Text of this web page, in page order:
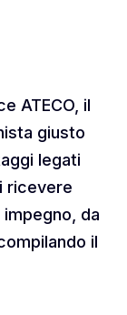
ATECO, il
giusto
legati
ricevere
da
il